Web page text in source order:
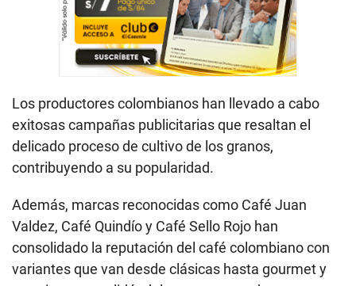
Los productores colombianos han llevado a cabo
exitosas campañas publicitarias que resaltan el
delicado proceso de cultivo de los granos,
contribuyendo a su popularidad.
Además, marcas reconocidas como Café Juan
Valdez, Café Quindío y Café Sello Rojo han
consolidado la reputación del café colombiano con
variantes que van desde clásicas hasta gourmet y